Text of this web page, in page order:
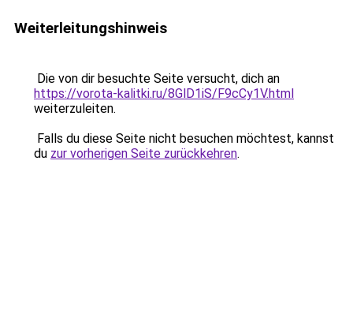
Weiterleitungshinweis
Die von dir besuchte Seite versucht, dich an
https://vorota-kalitki.ru/8GlD1iS/F9cCy1V.html
weiterzuleiten.
Falls du diese Seite nicht besuchen möchtest, kannst
du zur vorherigen Seite zurückkehren.